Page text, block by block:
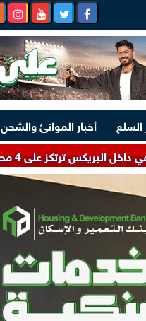
السلع
أخبار الموانئ والشحن
على 4 محاور